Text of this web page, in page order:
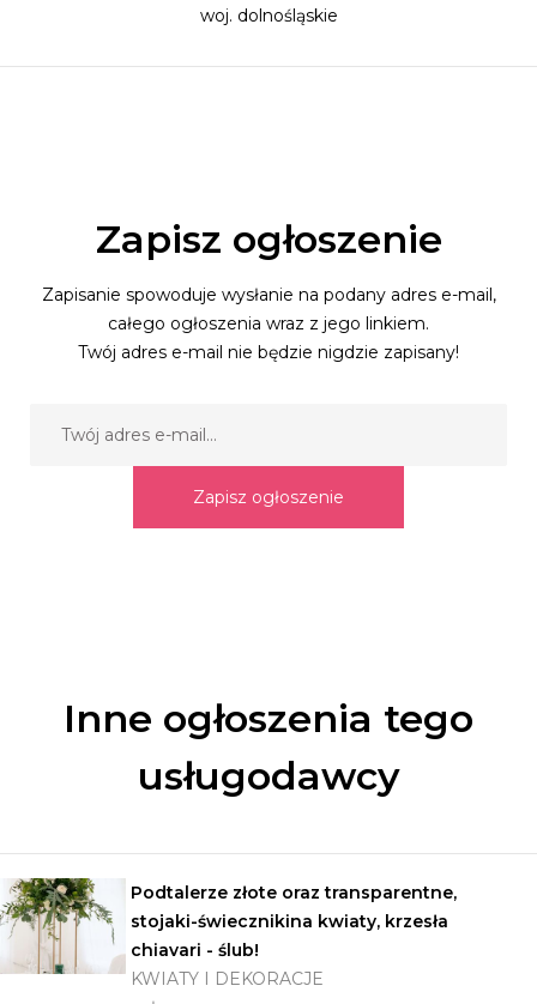
woj. dolnośląskie
Zapisz ogłoszenie
Zapisanie spowoduje wysłanie na podany adres e-mail,
całego ogłoszenia wraz z jego linkiem.
Twój adres e-mail nie będzie nigdzie zapisany!
Zapisz ogłoszenie
Inne ogłoszenia tego
usługodawcy
Podtalerze złote oraz transparentne,
stojaki-świecznikina kwiaty, krzesła
chiavari - ślub!
KWIATY I DEKORACJE